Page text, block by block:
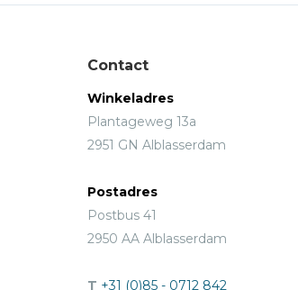
Contact
Winkeladres
Plantageweg 13a
2951 GN Alblasserdam
Postadres
Postbus 41
2950 AA Alblasserdam
T +31 (0)85 - 0712 842